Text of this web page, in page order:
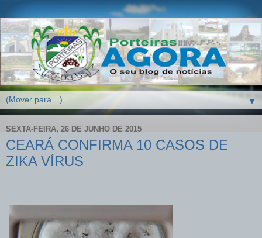
▼
SEXTA-FEIRA, 26 DE JUNHO DE 2015
CEARÁ CONFIRMA 10 CASOS DE
ZIKA VÍRUS